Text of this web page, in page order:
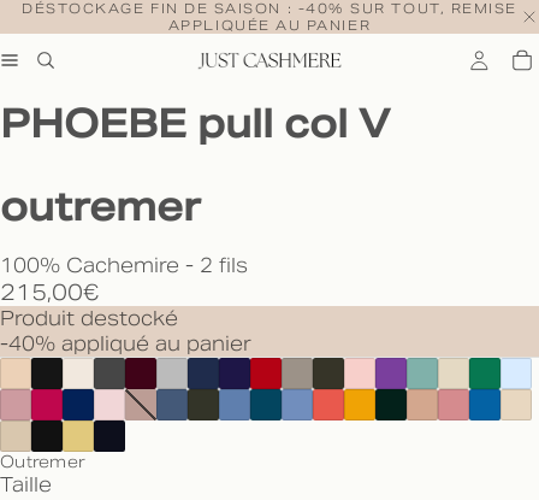
DÉSTOCKAGE FIN DE SAISON : -40% SUR TOUT, REMISE
APPLIQUÉE AU PANIER
PHOEBE pull col V
outremer
100% Cachemire - 2 fils
215,00€
Produit destocké
-40% appliqué au panier
Outremer
Taille